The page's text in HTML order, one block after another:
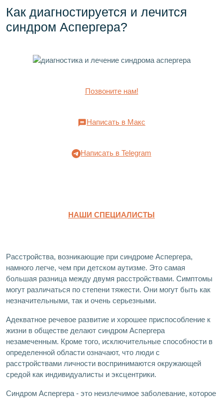
Как диагностируется и лечится
синдром Аспергера?
Позвоните нам!
Написать в Макс
Написать в Telegram
НАШИ СПЕЦИАЛИСТЫ
Расстройства, возникающие при синдроме Аспергера,
намного легче, чем при детском аутизме. Это самая
большая разница между двумя расстройствами. Симптомы
могут различаться по степени тяжести. Они могут быть как
незначительными, так и очень серьезными.
Адекватное речевое развитие и хорошее приспособление к
жизни в обществе делают синдром Аспергера
незамеченным. Кроме того, исключительные способности в
определенной области означают, что люди с
расстройствами личности воспринимаются окружающей
средой как индивидуалисты и эксцентрики.
Синдром Аспергера - это неизлечимое заболевание, которое